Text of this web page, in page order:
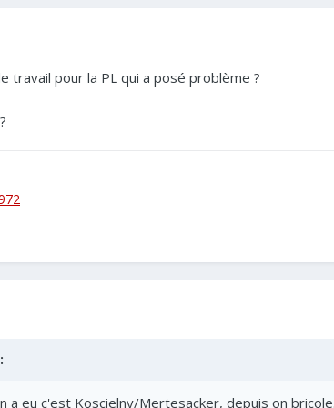
travail pour la PL qui a posé problème ?
a eu c'est Koscielny/Mertesacker, depuis on